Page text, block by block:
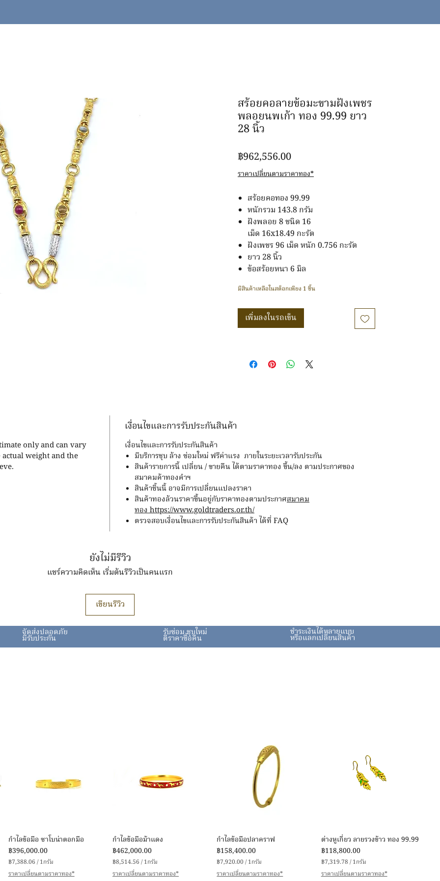
สร้อยคอลายข้อมะขามฝังเพชร
พลอยนพเก้า ทอง 99.99 ยาว
28 นิ้ว
฿962,556.00ราคา
ราคาเปลี่ยนตามราคาทอง*
สร้อยคอทอง 99.99
หนักรวม 143.8 กรัม
ฝังพลอย 8 ชนิด 16
เม็ด 16x18.49 กะรัต
ฝังเพชร 96 เม็ด หนัก 0.756 กะรัต
ยาว 28 นิ้ว
ข้อสร้อยหนา 6 มิล
มีสินค้าเหลือในสต็อกเพียง 1 ชิ้น
เพิ่มลงในรถเข็น
only and can vary
weight and the
เงื่อนไขและการรับประกันสินค้า
เงื่อนไขและการรับประกันสินค้า
มีบริการชุบ ล้าง ซ่อมใหม่ ฟรีค่าแรง ภายในระยะเวลารับประกัน
สินค้ารายการนี้ เปลี่ยน / ขายคืน ได้ตามราคาทอง ขึ้น/ลง ตามประกาศของ
สมาคมค้าทองคำฯ
สินค้าชิ้นนี้ อาจมีการเปลี่ยนแปลงราคา
สินค้าทองล้วนราคาขึ้นอยู่กับราคาทองตามประกาศสมาคม
ทอง https://www.goldtraders.or.th/
ตรวจสอบเงื่อนไขและการรับประกันสินค้า ได้ที่ FAQ
ยังไม่มีรีวิว
แชร์ความคิดเห็น เริ่มต้นรีวิวเป็นคนแรก
เขียนรีวิว
จัดส่งปลอดภัย
มีรับประกัน
รับซ่อม ชุบใหม่
ตีราคาซื้อคืน
ชำระเงินได้หลายแบบ
หรือแลกเปลี่ยนสินค้า
ดูข้อมูลด่วน
กำไลข้อมือ ซาโบน่าตอกมือ
ราคา
฿396,000.00
฿7,388.06 /1กรัม
฿
7
ราคาเปลี่ยนตามราคาทอง*
ดูข้อมูลด่วน
กำไลข้อมือม้าแดง
ราคา
฿462,000.00
฿8,514.56 /1กรัม
฿
8
ราคาเปลี่ยนตามราคาทอง*
ดูข้อมูลด่วน
กำไลข้อมือปลาคราฟ
ราคา
฿158,400.00
฿7,920.00/1กรัม
฿
7
ราคาเปลี่ยนตามราคาทอง*
ดูข้อมูลด่วน
ต่างหูเกี่ยว ลายรวงข้าว ทอง 99.99
ราคา
฿118,800.00
฿7,319.78 /1กรัม
฿
7
ราคาเปลี่ยนตามราคาทอง*